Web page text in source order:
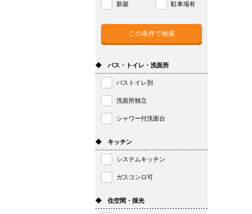
新築 駐車場有
◆ バス・トイレ・洗面所
バストイレ別
洗面所独立
シャワー付洗面台
◆ キッチン
システムキッチン
ガスコンロ可
◆ 住空間・採光